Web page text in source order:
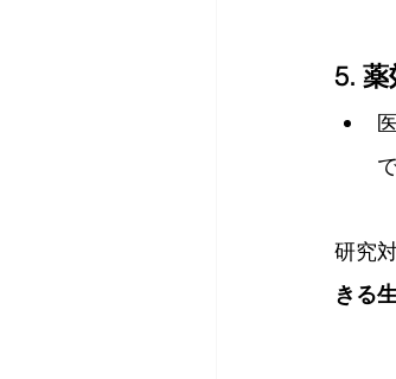
5.
研究
きる